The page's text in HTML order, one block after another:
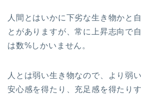
人間とはいかに下劣な生き物かと
とがありますが、常に上昇志向で
は数%しかいません。
人とは弱い生き物なので、より弱
安心感を得たり、充足感を得たり